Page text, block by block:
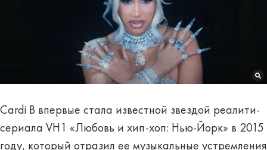
Cardi B впервые стала известной звездой реалити-
сериала VH1 «Любовь и хип-хоп: Нью-Йорк» в 2015
году, который отразил ее музыкальные устремления